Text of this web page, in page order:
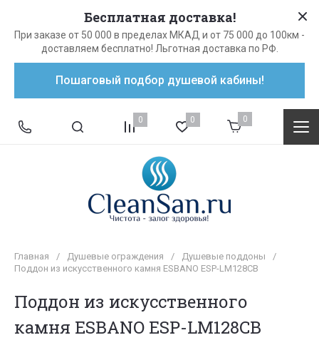
Бесплатная доставка!
При заказе от 50 000 в пределах МКАД и от 75 000 до 100км -
доставляем бесплатно! Льготная доставка по РФ.
Пошаговый подбор душевой кабины!
0 0 0
Главная / Душевые ограждения / Душевые поддоны
/
Поддон из искусственного камня ESBANO ESP-LM128CB
Поддон из искусственного
камня ESBANO ESP-LM128CB